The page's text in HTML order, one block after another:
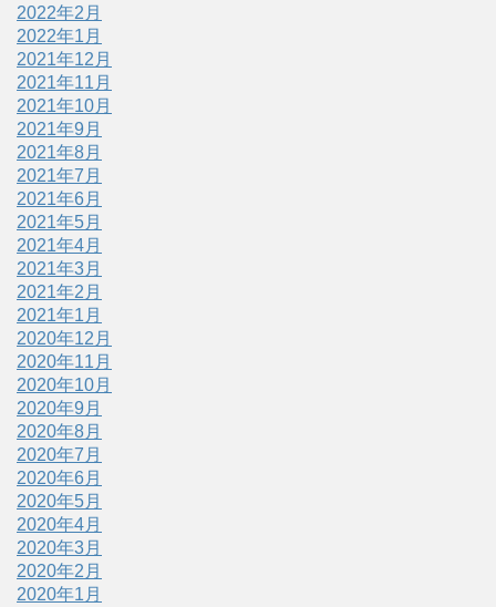
2022年2月
2022年1月
2021年12月
2021年11月
2021年10月
2021年9月
2021年8月
2021年7月
2021年6月
2021年5月
2021年4月
2021年3月
2021年2月
2021年1月
2020年12月
2020年11月
2020年10月
2020年9月
2020年8月
2020年7月
2020年6月
2020年5月
2020年4月
2020年3月
2020年2月
2020年1月